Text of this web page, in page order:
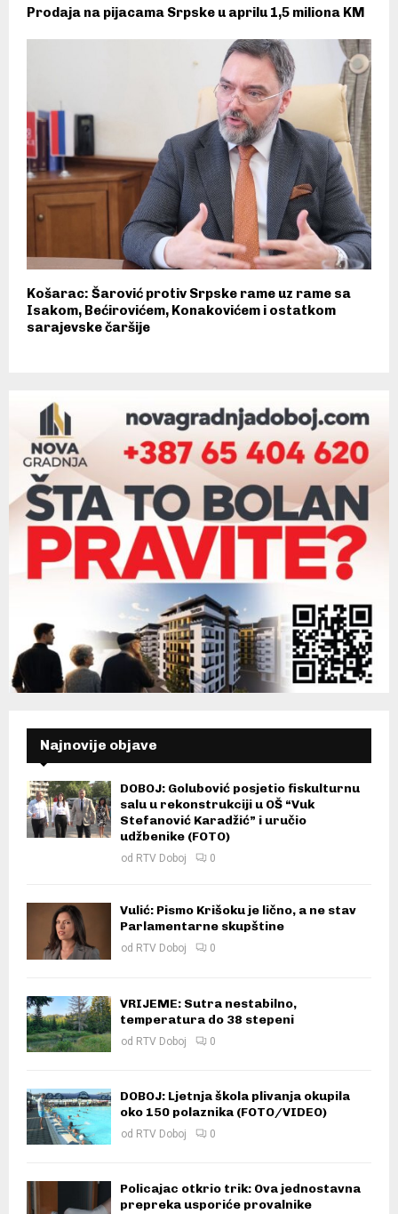
Prodaja na pijacama Srpske u aprilu 1,5 miliona KM
Košarac: Šarović protiv Srpske rame uz rame sa
Isakom, Bećirovićem, Konakovićem i ostatkom
sarajevske čaršije
Najnovije objave
DOBOJ: Golubović posjetio fiskulturnu
salu u rekonstrukciji u OŠ “Vuk
Stefanović Karadžić” i uručio
udžbenike (FOTO)
od RTV Doboj 0
Vulić: Pismo Krišoku je lično, a ne stav
Parlamentarne skupštine
od RTV Doboj 0
VRIJEME: Sutra nestabilno,
temperatura do 38 stepeni
od RTV Doboj 0
DOBOJ: Ljetnja škola plivanja okupila
oko 150 polaznika (FOTO/VIDEO)
od RTV Doboj 0
Policajac otkrio trik: Ova jednostavna
prepreka usporiće provalnike